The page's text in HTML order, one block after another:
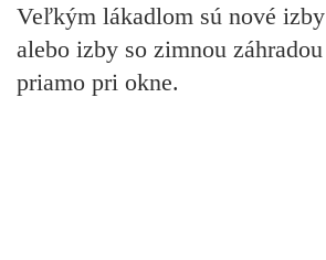
Veľkým lákadlom sú nové
alebo izby so zimnou záhradou
priamo pri okne.